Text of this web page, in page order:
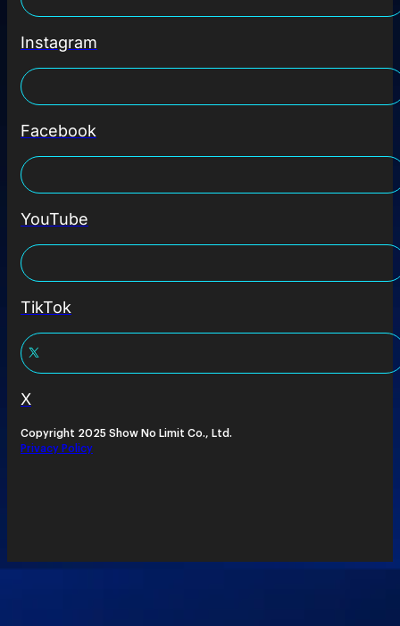
Instagram
Facebook
YouTube
TikTok
X
Copyright 2025 Show No Limit Co., Ltd.
Privacy Policy